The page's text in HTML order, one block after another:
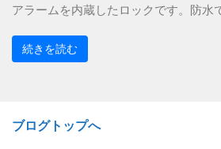
アラームを内蔵したロックです。防水
続きを読む
ブログトップへ